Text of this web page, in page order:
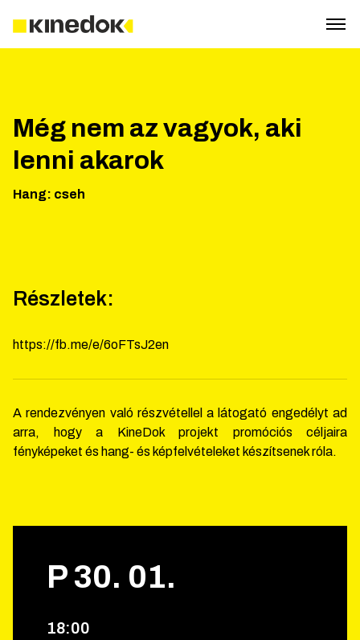
Még nem az vagyok, aki
lenni akarok
Hang: cseh
Részletek:
https://fb.me/e/6oFTsJ2en
A rendezvényen való részvétellel a látogató engedélyt ad
arra, hogy a KineDok projekt promóciós céljaira
fényképeket és hang- és képfelvételeket készítsenek róla.
P 30. 01.
18:00